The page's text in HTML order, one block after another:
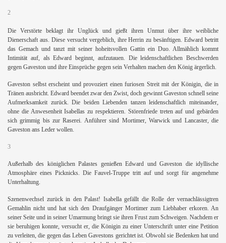
2
Die Verstörte beklagt ihr Unglück und gießt ihren Unmut über ihre weibliche
Dienerschaft aus. Diese versucht vergeblich, ihre Herrin zu besänftigen. Edward betritt
das Gemach und tanzt mit seiner hoheitsvollen Gattin ein Duo. Allmählich kommt
Intimität auf, als Edward beginnt, aufzutauen. Die leidenschaftlichen Beschwerden
gegen Gaveston und ihre Einsprüche gegen sein Verhalten machen den König ärgerlich.
Gaveston selbst erscheint und provoziert einen furiosen Streit mit der Königin, die in
Tränen ausbricht. Edward beendet zwar den Zwist, doch gewinnt Gaveston schnell seine
Aufmerksamkeit zurück. Die beiden Liebenden tanzen leidenschaftlich miteinander,
ohne die Anwesenheit Isabellas zu respektieren. Störenfriede treten auf und gebärden
sich grimmig bis zur Raserei. Anführer sind Mortimer, Warwick und Lancaster, die
Gaveston ans Leder wollen.
3
Außerhalb des königlichen Palastes genießen Edward und Gaveston die idyllische
Atmosphäre eines Picknicks. Die Fauvel-Truppe tritt auf und sorgt für angenehme
Unterhaltung.
Szenenwechsel zurück in den Palast! Isabella gefällt die Rolle der vernachlässigtren
Gemahlin nicht und hat sich den Draufgänger Mortimer zum Liebhaber erkoren. An
seiner Seite und in seiner Umarmung bringt sie ihren Frust zum Schweigen. Nachdem er
sie beruhigen konnte, versucht er, die Königin zu einer Unterschrift unter eine Petition
zu verleiten, die gegen das Leben Gavestons gerichtet ist. Obwohl sie Bedenken hat und